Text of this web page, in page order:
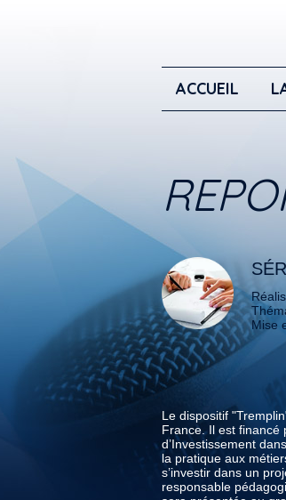
ACCUEIL
Mise
Le dispositif
France. Il est financé
d’Investissement
la pratique aux
s’investir dans un
responsable